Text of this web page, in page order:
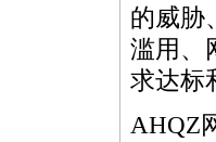
的威胁
滥用、
求达标
AHQZ